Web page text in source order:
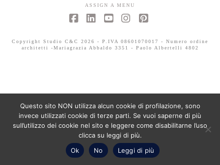
ASSIGN A MENU
Copyright Studio C&C 2026 - P.IVA 08601070017 - Numero ordine
architetti -Mariagrazia Abbaldo 3351 - Paolo Albertelli 4802
Questo sito NON utilizza alcun cookie di profilazione, sono
invece utilizzati cookie di terze parti. Se vuoi saperne di più
sull’utilizzo dei cookie nel sito e leggere come disabilitarne l’uso
clicca su leggi di più.
Ok
No Leggi di più